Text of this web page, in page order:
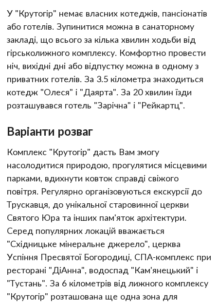
У "Крутогір" немає власних котеджів, пансіонатів
або готелів. Зупинитися можна в санаторному
закладі, що всього за кілька хвилин ходьби від
гірськолижного комплексу. Комфортно провести
ніч, вихідні дні або відпустку можна в одному з
приватних готелів. За 3.5 кілометра знаходиться
котедж "Олеся" і "Даярта". За 20 хвилин їзди
розташувався готель "Зарічна" і "Рейкартц".
Варіанти розваг
Комплекс "Крутогір" дасть Вам змогу
насолодитися природою, прогулятися місцевими
парками, вдихнути ковток справді свіжого
повітря. Регулярно організовуються екскурсії до
Трускавця, до унікальної старовинної церкви
Святого Юра та інших пам'яток архітектури.
Серед популярних локацій вважається
"Східницьке мінеральне джерело", церква
Успіння Пресвятої Богородиці, СПА-комплекс при
ресторані "ДіАнна", водоспад "Кам'янецький" і
"Тустань". За 6 кілометрів від лижного комплексу
"Крутогір" розташована ще одна зона для